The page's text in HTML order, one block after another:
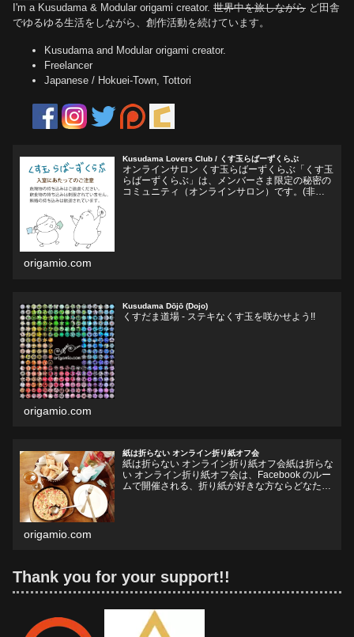
I'm a Kusudama & Modular origami creator. 世界中を旅しながら ど田舎
でゆるゆる生活をしながら、創作活動を続けています。
Kusudama and Modular origami creator.
Freelancer
Japanese / Hokuei-Town, Tottori
Kusudama Lovers Club / くす玉らばーずくらぶ
オンラインサロン くす玉らばーずくらぶ「くす玉
らばーずくらぶ」は、メンバーさま限定の秘密の
コミュニティ（オンラインサロン）です。(非公
origamio.com
Kusudama Dōjō (Dojo)
くすだま道場 - ステキなくす玉を咲かせよう!!
origamio.com
紙は折らない オンライン折り紙オフ会
紙は折らない オンライン折り紙オフ会紙は折らな
い オンライン折り紙オフ会は、Facebook のルー
ムで開催される、折り紙が好きな方ならどなたで
origamio.com
Thank you for your support!!